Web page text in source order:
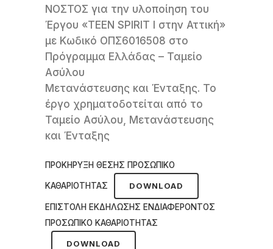
ΝΟΣΤΟΣ για την υλοποίηση του
Έργου «TEEN SPIRIT I στην Αττική»
με Κωδικό ΟΠΣ6016508 στο
Πρόγραμμα Ελλάδας – Ταμείο
Ασύλου
Μετανάστευσης και Ένταξης. Το
έργο χρηματοδοτείται από το
Ταμείο Ασύλου, Μετανάστευσης
και Ένταξης
ΠΡΟΚΗΡΥΞΗ ΘΕΣΗΣ ΠΡΟΣΩΠΙΚΟ
ΚΑΘΑΡΙΟΤΗΤΑΣ DOWNLOAD
ΕΠΙΣΤΟΛΗ ΕΚΔΗΛΩΣΗΣ ΕΝΔΙΑΦΕΡΟΝΤΟΣ
ΠΡΟΣΩΠΙΚΟ ΚΑΘΑΡΙΟΤΗΤΑΣ
DOWNLOAD